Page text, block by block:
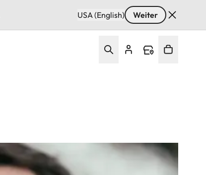
USA (English) Weiter